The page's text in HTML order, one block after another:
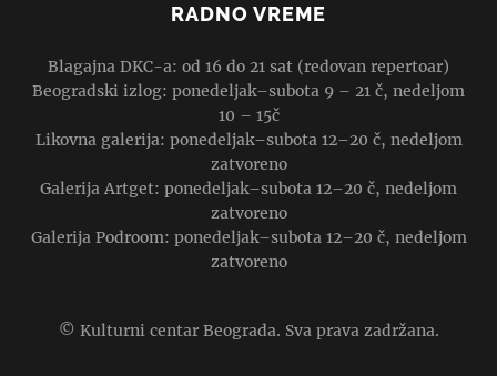
RADNO VREME
Blagajna DKC-a: od 16 do 21 sat (redovan repertoar)
Beogradski izlog: ponedeljak–subota 9 – 21 č, nedeljom
10 – 15č
Likovna galerija: ponedeljak–subota 12–20 č, nedeljom
zatvoreno
Galerija Artget: ponedeljak–subota 12–20 č, nedeljom
zatvoreno
Galerija Podroom: ponedeljak–subota 12–20 č, nedeljom
zatvoreno
© Kulturni centar Beograda. Sva prava zadržana.